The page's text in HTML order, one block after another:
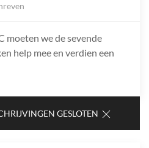
moeten we de sevende
help mee en verdien een
GESLOTEN